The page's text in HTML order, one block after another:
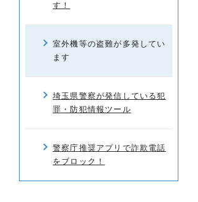
す！
室外機等の盗難が多発してい
ます
埼玉県警察が発信している犯
罪・防犯情報ツール
警察庁推奨アプリで詐欺電話
をブロック！